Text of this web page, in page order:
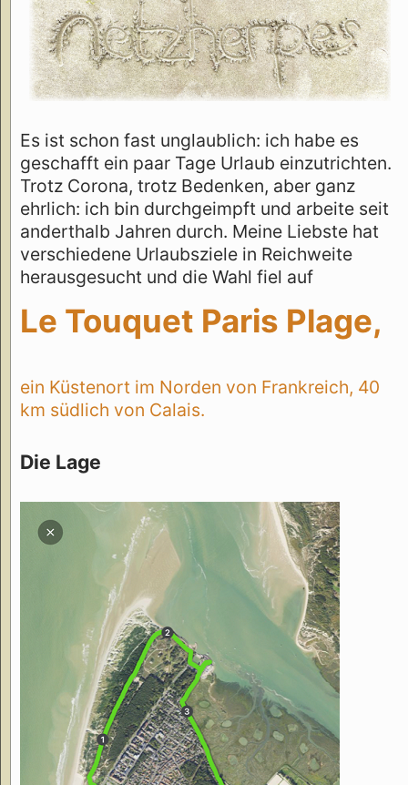
Es ist schon fast unglaublich: ich habe es
geschafft ein paar Tage Urlaub einzutrichten.
Trotz Corona, trotz Bedenken, aber ganz
ehrlich: ich bin durchgeimpft und arbeite seit
anderthalb Jahren durch. Meine Liebste hat
verschiedene Urlaubsziele in Reichweite
herausgesucht und die Wahl fiel auf
Le Touquet Paris Plage,
ein Küstenort im Norden von Frankreich, 40
km südlich von Calais.
Die Lage